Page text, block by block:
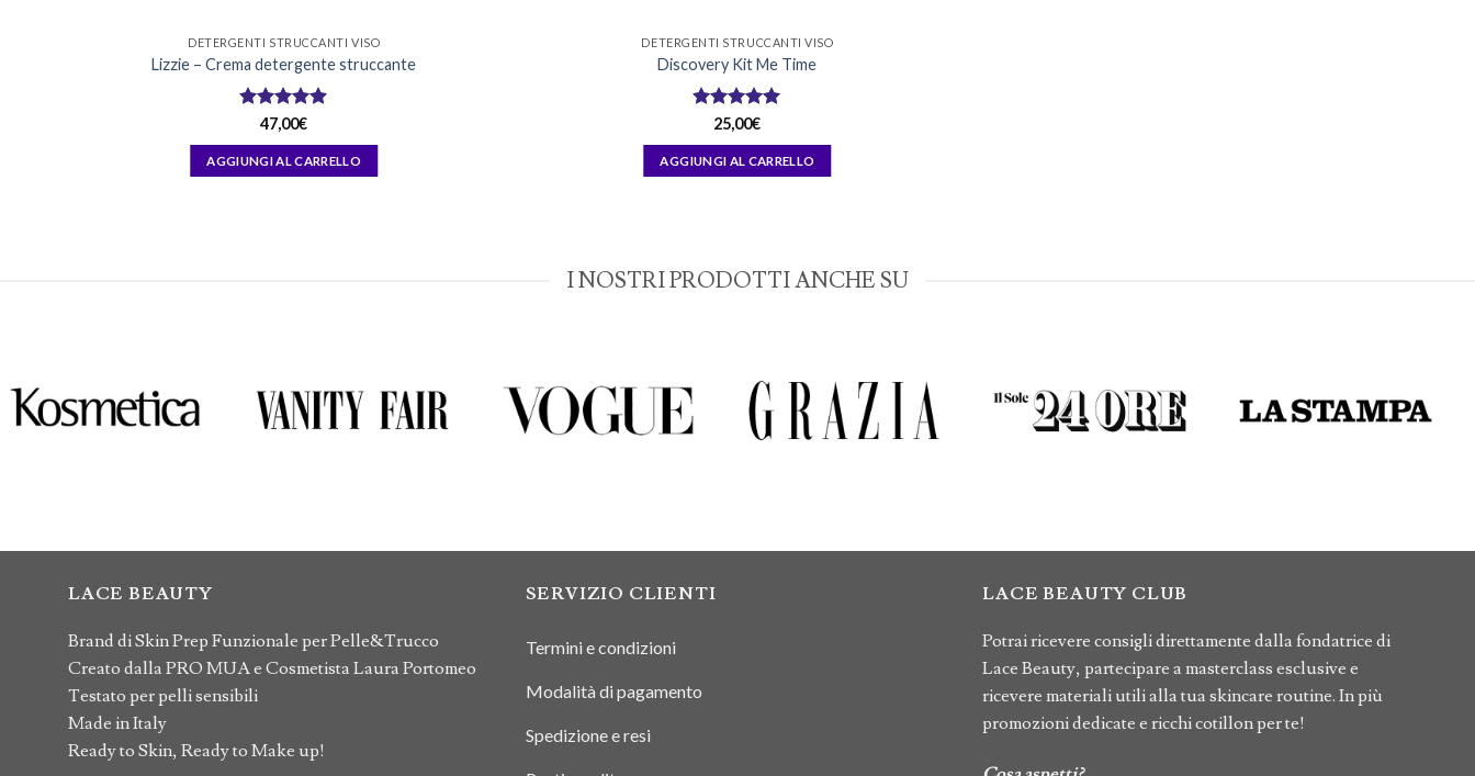
DETERGENTI STRUCCANTI VISO
Lizzie – Crema detergente struccante
Valutato
47,00€
AGGIUNGI AL CARRELLO
DETERGENTI STRUCCANTI VISO
Discovery Kit Me Time
Valutato5
25,00€
AGGIUNGI AL CARRELLO
I NOSTRI PRODOTTI ANCHE SU
LACE BEAUTY
Brand di Skin Prep Funzionale per Pelle&Trucco
Creato dalla PRO MUA e Cosmetista Laura Portomeo
Testato per pelli sensibili
Made in Italy
Ready to Skin, Ready to Make up!
SERVIZIO CLIENTI
Termini e condizioni
Modalità di pagamento
Spedizione e resi
LACE BEAUTY CLUB
Potrai ricevere consigli direttamente dalla fondatrice di
Lace Beauty, partecipare a masterclass esclusive e
ricevere materiali utili alla tua skincare routine. In più
promozioni dedicate e ricchi cotillon per te!